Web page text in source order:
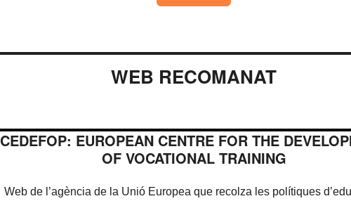
WEB RECOMANAT
CEDEFOP: EUROPEAN CENTRE FOR THE
OF VOCATIONAL TRAINING
Web de l’agència de la Unió Europea que recolza les polítiques